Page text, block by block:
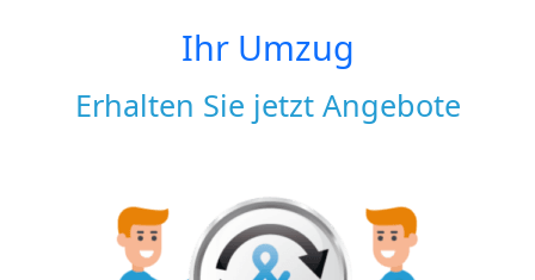
Ihr Umzug
Erhalten Sie jetzt Angebote